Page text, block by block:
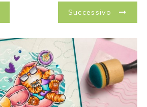
Successivo